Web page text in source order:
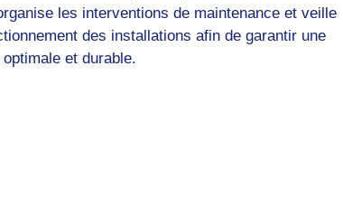
les interventions de maintenance et veille
des installations afin de garantir une
et durable.